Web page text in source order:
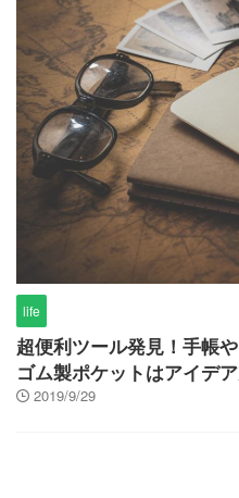
life
超便利ツール発見！手帳
ゴム製ポケットはアイデ
2019/9/29